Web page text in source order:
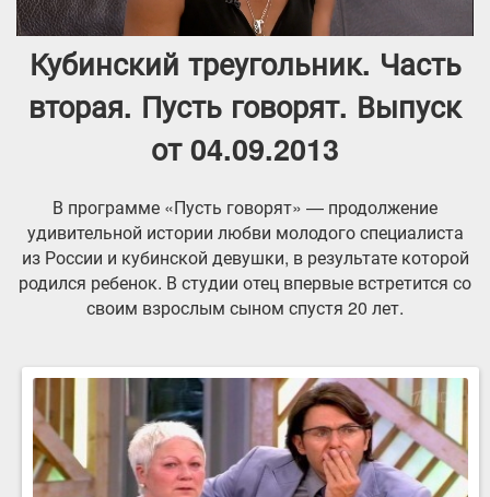
Кубинский треугольник. Часть
вторая. Пусть говорят. Выпуск
от 04.09.2013
В программе «Пусть говорят» — продолжение
удивительной истории любви молодого специалиста
из России и кубинской девушки, в результате которой
родился ребенок. В студии отец впервые встретится со
своим взрослым сыном спустя 20 лет.